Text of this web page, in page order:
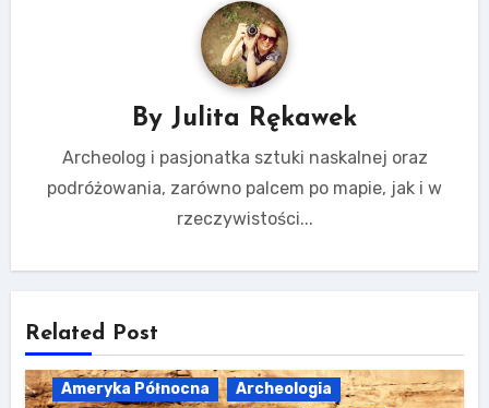
By Julita Rękawek
Archeolog i pasjonatka sztuki naskalnej oraz
podróżowania, zarówno palcem po mapie, jak i w
rzeczywistości...
Related Post
Ameryka Północna
Archeologia